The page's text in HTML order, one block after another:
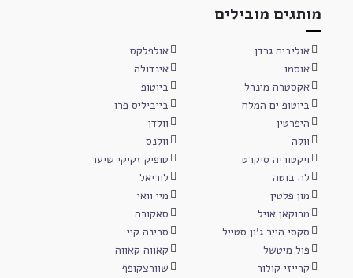
מותגים מובילים
אוליביה גרדן
אולפלקס
אוסמו
אינדולה
אקסטרה מינרל
ביוטופ
ביוטופ ים המלח
בייביליס פרו
היפרטין
וולדן
וולה
וולנס
ויקטוריה סיקרט
טופיק זקיקי שיער
לה בוטה
לוריאל
מון פלטין
מיי וואי
מרוקאן אויל
סאקורה
סקסי הייר ג'ון סטייל
סרינה קיי
פול מיטשל
קאווה קאווה
קרייזי קולור
שוורצקופף